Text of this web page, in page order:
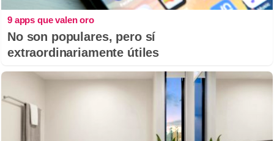
9 apps que valen oro
No son populares, pero sí
extraordinariamente útiles